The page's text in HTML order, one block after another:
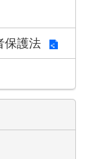
保護法